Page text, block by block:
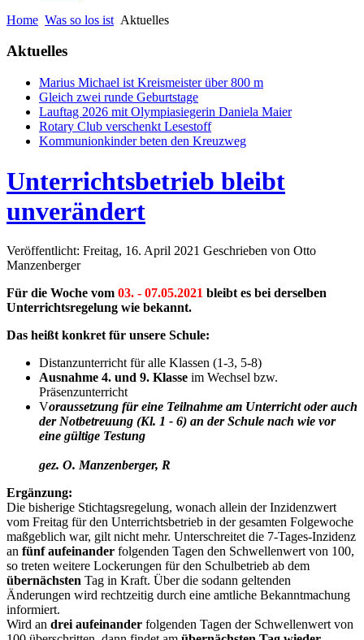
Home Was so los ist Aktuelles
Aktuelles
Marius Michael ist Kreismeister über 800 m
Gleich zwei runde Geburtstage
Lauftag 2026 mit Olympiasiegerin Daniela Maier
Rotary Club verschenkt Lesestoff
Kommunionkinder beten den Kreuzweg
Unterrichtsbetrieb bleibt
unverändert
Veröffentlicht: Freitag, 16. April 2021 Geschrieben von Otto
Manzenberger
Für die Woche vom 03. - 07.05.2021 bleibt es bei derselben
Unterrichtsregelung wie bekannt.
Das heißt konkret für unsere Schule:
Distanzunterricht für alle Klassen (1-3, 5-8)
Ausnahme 4. und 9. Klasse im Wechsel bzw.
Präsenzunterricht
Voraussetzung für eine Teilnahme am Unterricht oder auch
der Notbetreuung (Kl. 1 - 6) an der Schule nach wie vor
eine gültige Testung
gez. O. Manzenberger, R
Ergänzung:
Die bisherige Stichtagsregelung, wonach allein der Inzidenzwert
vom Freitag für den Unterrichtsbetrieb in der gesamten Folgewoche
maßgeblich war, gilt nicht mehr. Unterschreitet die 7-Tages-Inzidenz
an fünf aufeinander folgenden Tagen den Schwellenwert von 100,
so treten weitere Lockerungen für den Schulbetrieb ab dem
übernächsten Tag in Kraft. Über die sodann geltenden
Änderungen wird rechtzeitig durch eine amtliche Bekanntmachung
informiert.
Wird an drei aufeinander folgenden Tagen der Schwellenwert von